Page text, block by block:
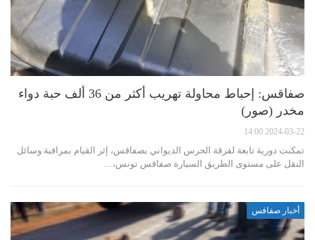
صفاقس: إحباط محاولة تهريب أكثر من 36 ألف حبة دواء
مخدر (صور)
2024-03-22 14:00
تمكنت دورية تابعة لفرقة الحرس الديواني بصفاقس، إثر القيام بمراقبة وسائل
النقل على مستوى الطريق السيارة صفاقس تونس،…
أخبار صفاقس